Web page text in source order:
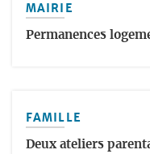
MAIRIE
Permanences
FAMILLE
Deux ateliers